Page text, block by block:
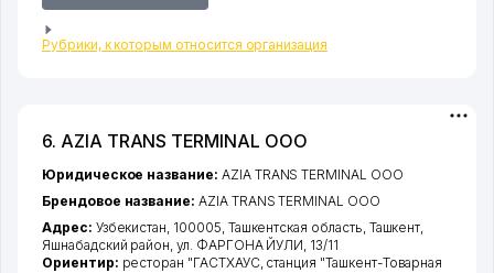
Рубрики, к которым относится организация
6. AZIA TRANS TERMINAL ООО
Юридическое название: AZIA TRANS TERMINAL ООО
Брендовое название: AZIA TRANS TERMINAL ООО
Адрес: Узбекистан, 100005, Ташкентская область, Ташкент,
Яшнабадский район,ул. ФАРГОНА ЙУЛИ, 13/11
Ориентир: ресторан "ГАСТХАУС, станция "Ташкент-Товарная